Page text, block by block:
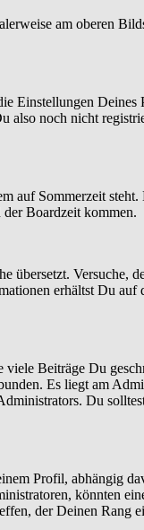
am oberen
Einstellungen
also noch nicht
auf Sommerzeit
Boardzeit kommen.
übersetzt. Versuche,
erhältst Du
Beiträge Du
Es liegt am
Du
Profil, abhängig
könnten
der Deinen Rang